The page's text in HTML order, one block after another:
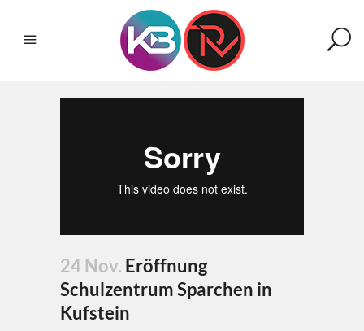
24 Nov. Eröffnung
Schulzentrum Sparchen in
Kufstein